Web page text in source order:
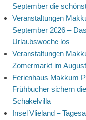
September die
Veranstaltungen
September 2026 –
Urlaubswoche los
Veranstaltungen
Zomermarkt im August
Ferienhaus Makkum
Frühbucher sichern
Schakelvilla
Insel Vlieland –